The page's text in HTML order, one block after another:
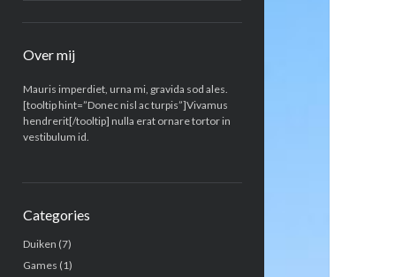
Over mij
Mauris imperdiet, urna mi, gravida sod ales.
[tooltip hint=”Donec nisl ac turpis”]Vivamus
hendrerit[/tooltip] nulla erat ornare tortor in
vestibulum id.
Categories
Duiken (7)
Games (1)